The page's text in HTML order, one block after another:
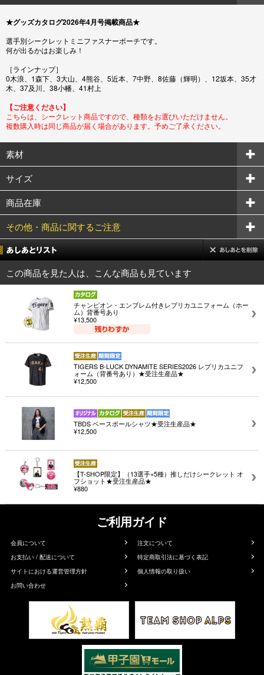
★グッズカタログ2026年4月号掲載商品★
選手別シークレットミニファスナーポーチです。
何が出るかはお楽しみ！
［ラインナップ］
0木浪、1森下、3大山、4熊谷、5近本、7中野、8佐藤（輝明）、12坂本、35才
木、37及川、38小幡、41村上
【ご注意ください】
こちらは、シークレット商品ですので、種類をお選びいただけません。
複数購入時は同じ商品が届く場合があります。予めご了承ください。
素材
サイズ
商品在庫
その他・商品に関するご注意
この商品を見た人は、こんな商品も見ています
チャンピオン・エンブレム付きレプリカユニフォーム（ホー
ム）背番号あり
¥13,500
TIGERS B-LUCK DYNAMITE SERIES2026 レプリカユニフ
ォーム（背番号あり）★受注生産品★
¥12,500
TBDS ベースボールシャツ★受注生産品★
¥12,500
【T-SHOP限定】（13選手×5種）推しだけシークレット オ
フショット★受注生産品★
¥880
ご利用ガイド
会員について
注文について
お支払い / 配送について
特定商取引法に基づく表記
サイトにおける運営管理方針
個人情報の取り扱い
お問い合わせ